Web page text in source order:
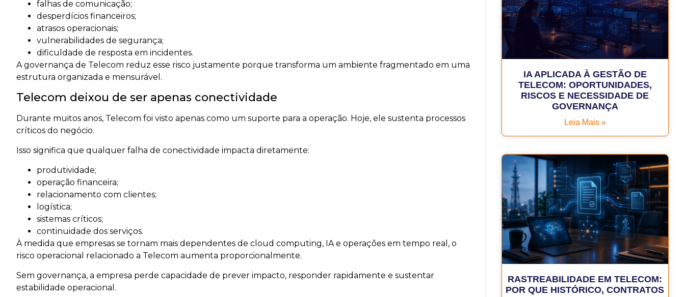
falhas de comunicação;
desperdícios financeiros;
atrasos operacionais;
vulnerabilidades de segurança;
dificuldade de resposta em incidentes.
A governança de Telecom reduz esse risco justamente porque transforma um ambiente fragmentado em uma
estrutura organizada e mensurável.
Telecom deixou de ser apenas conectividade
Durante muitos anos, Telecom foi visto apenas como um suporte para a operação. Hoje, ele sustenta processos
críticos do negócio.
Isso significa que qualquer falha de conectividade impacta diretamente:
produtividade;
operação financeira;
relacionamento com clientes;
logística;
sistemas críticos;
continuidade dos serviços.
À medida que empresas se tornam mais dependentes de cloud computing, IA e operações em tempo real, o
risco operacional relacionado a Telecom aumenta proporcionalmente.
Sem governança, a empresa perde capacidade de prever impacto, responder rapidamente e sustentar
estabilidade operacional.
IA APLICADA À GESTÃO DE
TELECOM: OPORTUNIDADES,
RISCOS E NECESSIDADE DE
GOVERNANÇA
Leia Mais »
RASTREABILIDADE EM TELECOM:
POR QUE HISTÓRICO, CONTRATOS